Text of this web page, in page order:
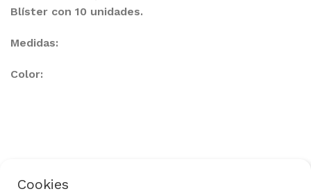
Blíster con 10 unidades.
Medidas:
Color:
Política de Privacidad
Cookies